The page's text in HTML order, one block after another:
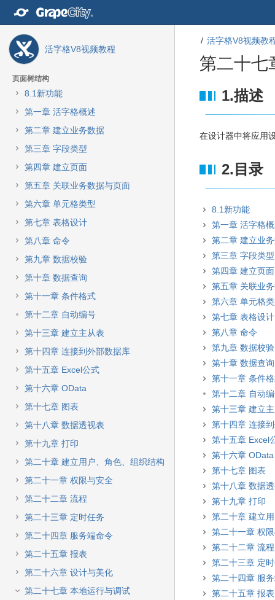
活字格V8视频教程
页面树结构
8.1新功能
第一章 活字格概述
第二章 建立业务数据
第三章 字段类型
第四章 建立页面
第五章 关联业务数据与页面
第六章 单元格类型
第七章 表格设计
第八章 命令
第九章 数据校验
第十章 数据查询
第十一章 条件格式
第十二章 自动编号
第十三章 建立主从表
第十四章 连接到外部数据库
第十五章 Excel公式
第十六章 OData
第十七章 图表
第十八章 数据透视表
第十九章 打印
第二十章 建立用户、角色、组织结构
第二十一章 权限与安全
第二十二章 流程
第二十三章 定时任务
第二十四章 服务端命令
第二十五章 报表
第二十六章 设计与美化
第二十七章 本地运行与调试
活字格V8视频教
第二十七
转
元
据
尾
转
元
据
始
1.描述
在设计器中将应用
2.目录
8.1新功能
第一章 活字格
第二章 建立业
第三章 字段类型
第四章 建立页面
第五章 关联业
第六章 单元格
第七章 表格设计
第八章 命令
第九章 数据校验
第十章 数据查询
第十一章 条件
第十二章 自动
第十三章 建立
第十四章 连接
第十五章 Excel
第十六章 OData
第十七章 图表
第十八章 数据
第十九章 打印
第二十章 建立
第二十一章 权
第二十二章 流程
第二十三章 定
第二十四章 服
第二十五章 报表